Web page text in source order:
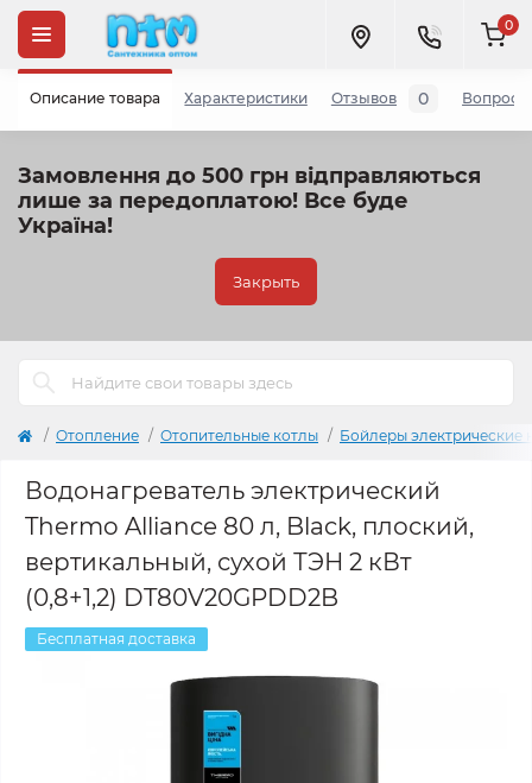
Замовлення до 500 грн відправляються
лише за передоплатою! Все буде
Україна!
Закрыть
0
Отопление Отопительные котлы Бойлеры электрические
Водонагреватель электрический
Thermo Alliance 80 л, Black, плоский,
вертикальный, сухой ТЭН 2 кВт
(0,8+1,2) DT80V20GPDD2B
Бесплатная доставка
Описание товара Характеристики Отзывов 0 Вопросы